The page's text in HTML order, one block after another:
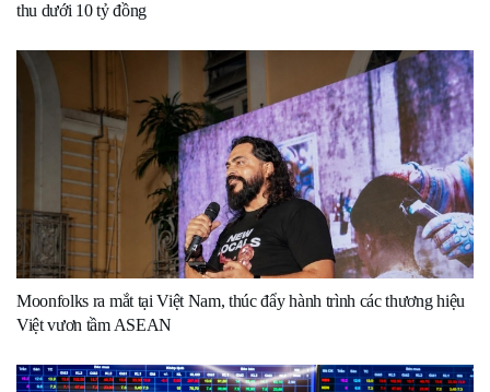
thu dưới 10 tỷ đồng
Moonfolks ra mắt tại Việt Nam, thúc đẩy hành trình các thương hiệu
Việt vươn tầm ASEAN